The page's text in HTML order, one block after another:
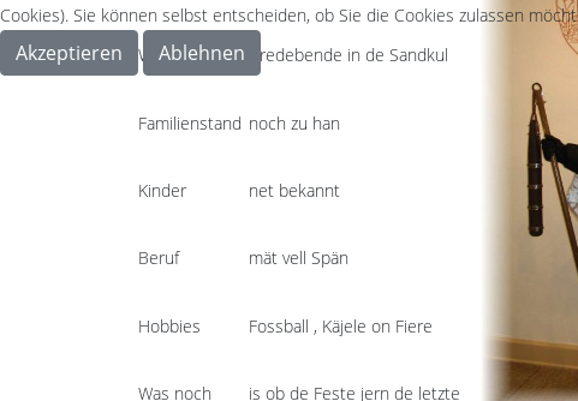
Wohnort Bredebende in de Sandkul
Familienstand noch zu han
Kinder net bekannt
Beruf mät vell Spän
Hobbies Fossball , Käjele on Fiere
Was noch is ob de Feste jern de letzte
Cookies). Sie können selbst entscheiden, ob Sie die Cookies zulassen
Akzeptieren Ablehnen